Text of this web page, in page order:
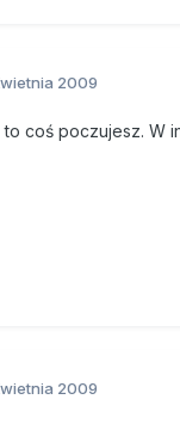
2009
coś poczujesz. W
2009